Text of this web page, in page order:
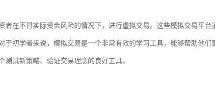
者在不冒实际资金风险的情况下，进行虚拟交易。这些模拟交易平
于初学者来说，模拟交易是一个非常有效的学习工具，能够帮助他
试新策略、验证交易理念的良好工具。